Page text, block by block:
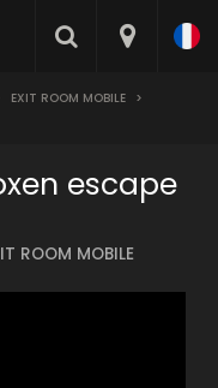
EXIT ROOM MOBILE >
escape
ROOM MOBILE